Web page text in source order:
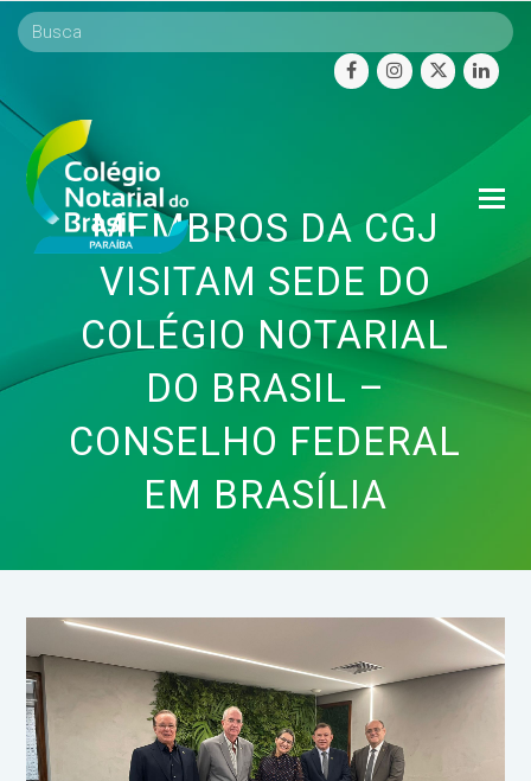
facebookinstagram
twitter
MEMBROS DA CGJ
VISITAM SEDE DO
COLÉGIO NOTARIAL
DO BRASIL –
CONSELHO FEDERAL
EM BRASÍLIA